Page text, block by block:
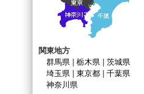
関東地方
群馬県
栃木県
茨城県
埼玉県
東京都
千葉県
神奈川県